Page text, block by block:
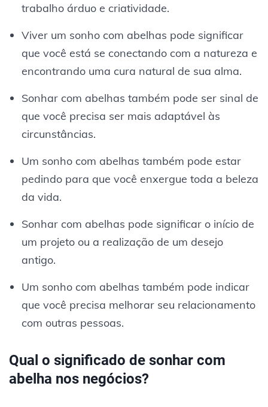
trabalho árduo e criatividade.
Viver um sonho com abelhas pode significar
que você está se conectando com a natureza e
encontrando uma cura natural de sua alma.
Sonhar com abelhas também pode ser sinal de
que você precisa ser mais adaptável às
circunstâncias.
Um sonho com abelhas também pode estar
pedindo para que você enxergue toda a beleza
da vida.
Sonhar com abelhas pode significar o início de
um projeto ou a realização de um desejo
antigo.
Um sonho com abelhas também pode indicar
que você precisa melhorar seu relacionamento
com outras pessoas.
Qual o significado de sonhar com
abelha nos negócios?